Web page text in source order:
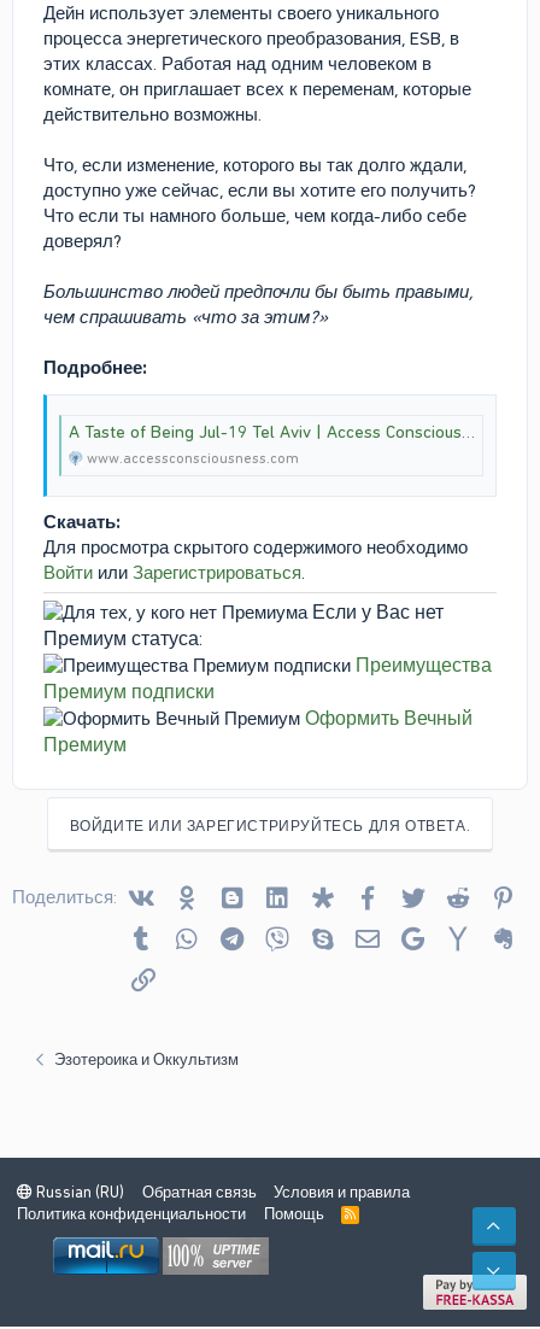
Дейн использует элементы своего уникального
процесса энергетического преобразования, ESB, в
этих классах. Работая над одним человеком в
комнате, он приглашает всех к переменам, которые
действительно возможны.
Что, если изменение, которого вы так долго ждали,
доступно уже сейчас, если вы хотите его получить?
Что если ты намного больше, чем когда-либо себе
доверял?
Большинство людей предпочли бы быть правыми,
чем спрашивать «что за этим?»
Подробнее:
A Taste of Being Jul-19 Tel Aviv | Access Consciousness
www.accessconsciousness.com
Скачать:
Для просмотра скрытого содержимого необходимо
Войти или Зарегистрироваться.
Если у Вас нет
Премиум статуса:
Преимущества
Премиум подписки
Оформить Вечный
Премиум
ВОЙДИТЕ ИЛИ ЗАРЕГИСТРИРУЙТЕСЬ ДЛЯ ОТВЕТА.
Поделиться: VkontakteOdnoklassniki
Blogger Linked InDiasporaFacebook
TwitterReddit
Tumblr WhatsAppTelegram
Viber SkypeЭлектронная почта
Google Yahoo
Ссылка
Эзотероика и Оккультизм
Russian (RU) Обратная связь
Условия и правила
Политика конфиденциальности
Помощь
R
S